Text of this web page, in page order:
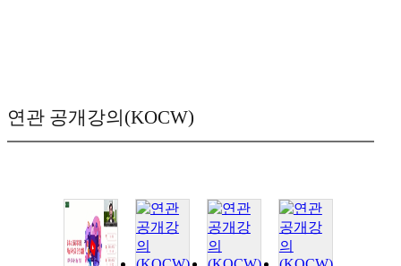
연관 공개강의(KOCW)